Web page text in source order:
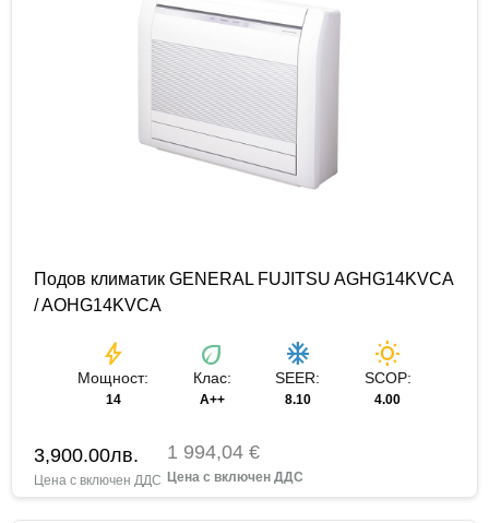
Подов климатик GENERAL FUJITSU AGHG14KVCA
/ AOHG14KVCA
bolt
Мощност:
14
eco
Клас:
A++
ac_unit
SEER:
8.10
wb_sunny
SCOP:
4.00
3,900.00лв. 1 994,04 €